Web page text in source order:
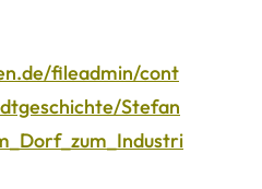
fileadmin/cont
Stefan